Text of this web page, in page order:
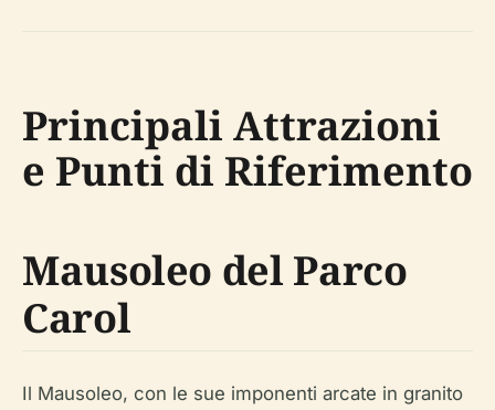
Principali Attrazioni
e Punti di Riferimento
Mausoleo del Parco
Carol
Il Mausoleo, con le sue imponenti arcate in granito